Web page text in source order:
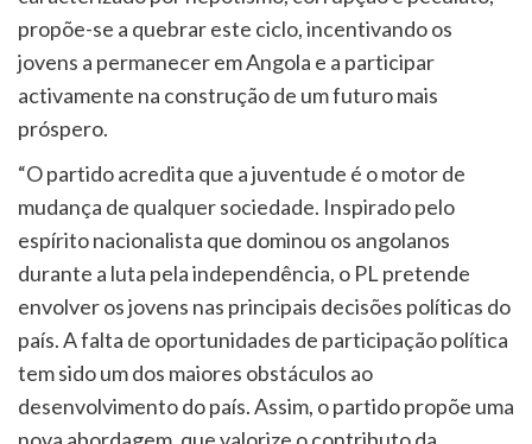
propõe-se a quebrar este ciclo, incentivando os
jovens a permanecer em Angola e a participar
activamente na construção de um futuro mais
próspero.
“O partido acredita que a juventude é o motor de
mudança de qualquer sociedade. Inspirado pelo
espírito nacionalista que dominou os angolanos
durante a luta pela independência, o PL pretende
envolver os jovens nas principais decisões políticas do
país. A falta de oportunidades de participação política
tem sido um dos maiores obstáculos ao
desenvolvimento do país. Assim, o partido propõe uma